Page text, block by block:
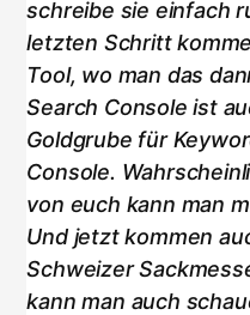
schreibe sie einfach
letzten Schritt
Tool, wo man das
Search Console ist
Goldgrube für
Console.
von euch kann man
Und jetzt kommen
Schweizer
kann man auch